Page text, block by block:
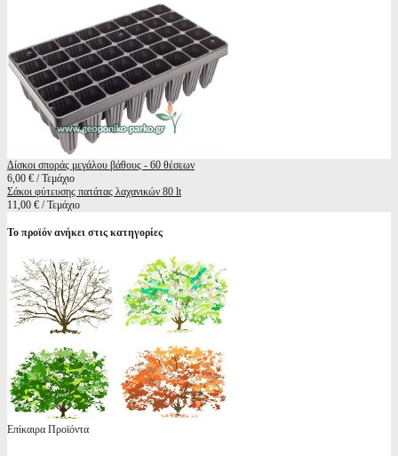
Δίσκοι σποράς μεγάλου βάθους - 60 θέσεων
6,00 € / Τεμάχιο
Σάκοι φύτευσης πατάτας λαχανικών 80 lt
11,00 € / Τεμάχιο
Το προϊόν ανήκει στις κατηγορίες
Επίκαιρα Προϊόντα